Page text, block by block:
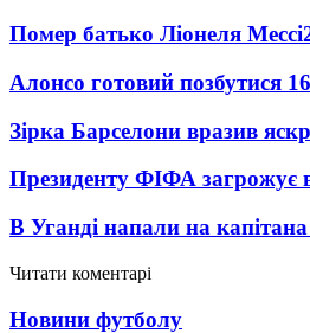
Помер батько Ліонеля Мессі
Алонсо готовий позбутися
Зірка Барселони вразив
Президенту ФІФА загрожує
В Уганді напали на
Читати коментарі
Новини футболу